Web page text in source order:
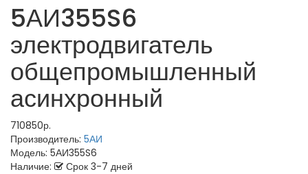
5АИ355S6
электродвигатель
общепромышленный
асинхронный
710850р.
Производитель: 5АИ
Модель: 5АИ355S6
Наличие:
Срок 3-7 дней